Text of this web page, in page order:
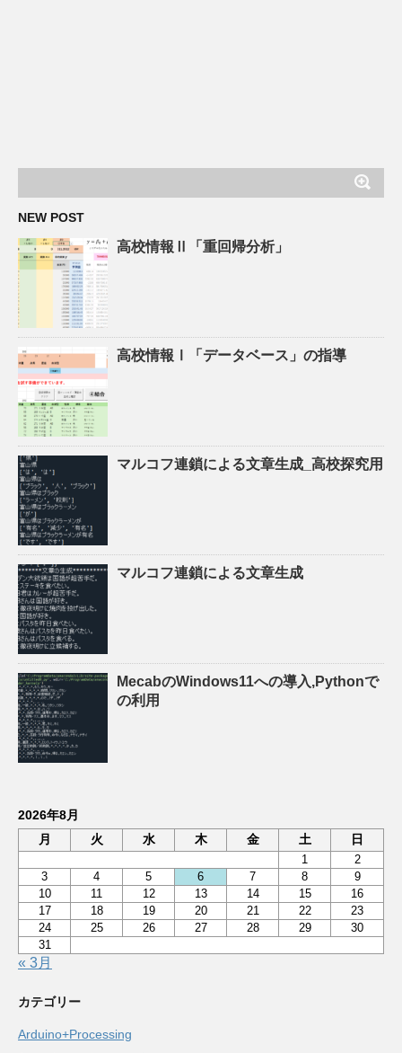
NEW POST
高校情報Ⅱ「重回帰分析」
高校情報Ⅰ「データベース」の指導
マルコフ連鎖による文章生成_高校探究用
マルコフ連鎖による文章生成
MecabのWindows11への導入,Pythonで
の利用
2026年8月
月
火 水 木 金 土 日
1
2
3
4 5 6 7 8
9
10
11 12 13 14 15
16
17
18 19 20 21 22
23
24
25 26 27 28 29
30
31
« 3月
カテゴリー
Arduino+Processing